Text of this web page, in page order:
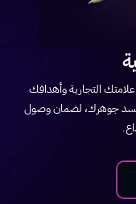
التجارية وأهدافك
يجسد جوهرك، لضمان وصول